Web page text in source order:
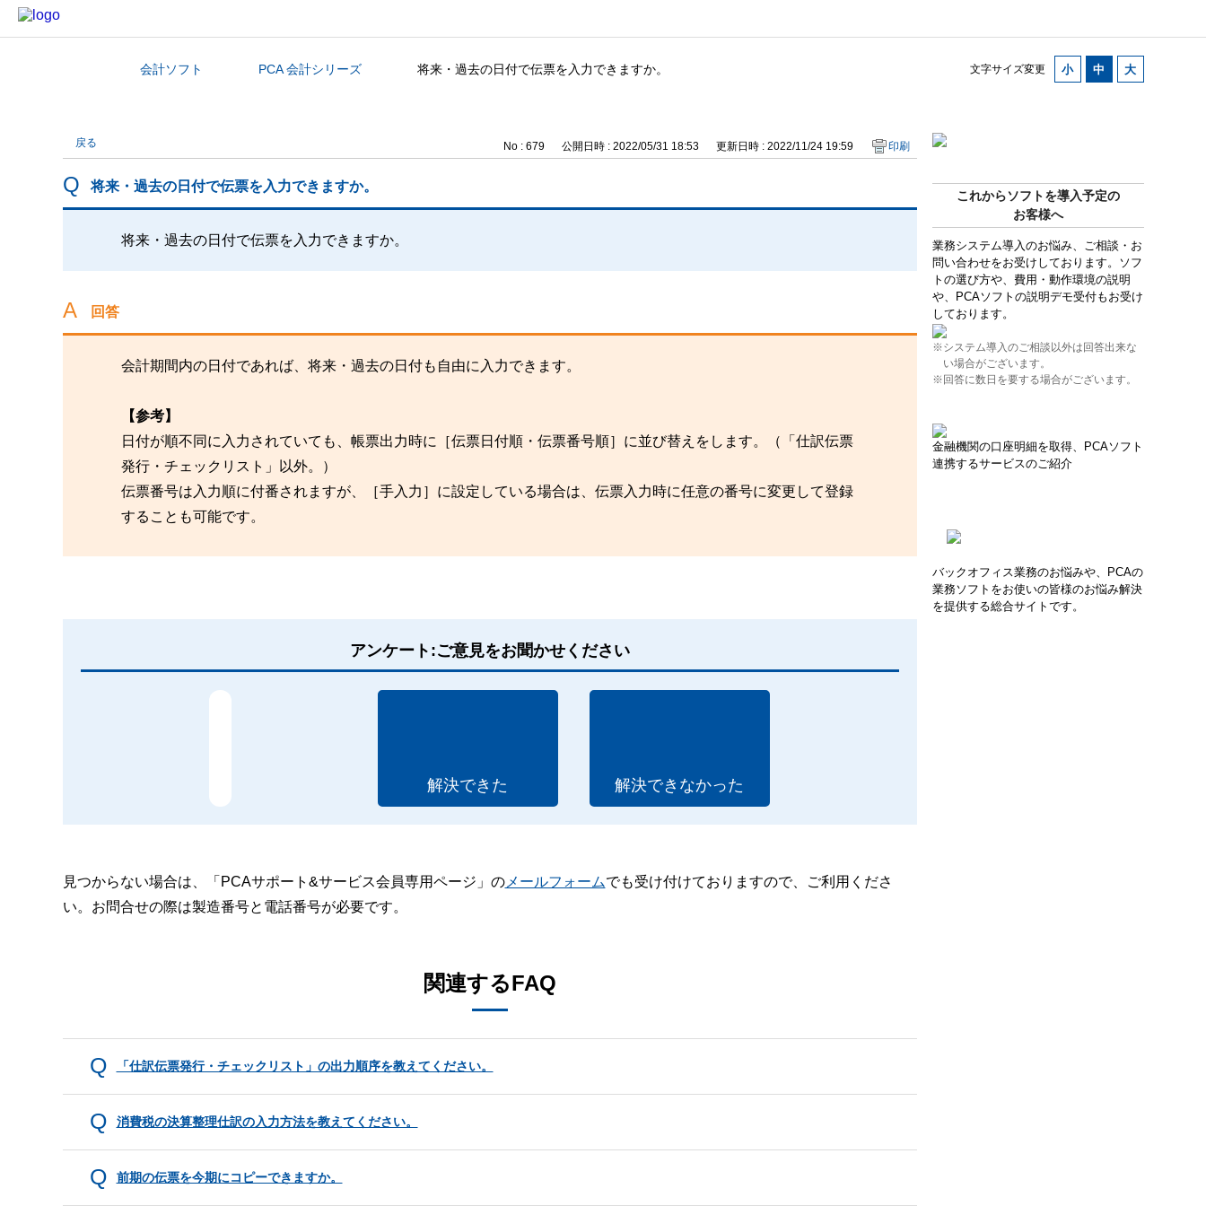
文字サイズ変更
カテゴリから探す
会計ソフト PCA 会計シリーズ 将来・過去の日付で伝票を入力できますか。
これからソフトを導入予定の
お客様へ
業務システム導入のお悩み、ご相談・お
問い合わせをお受けしております。ソフ
トの選び方や、費用・動作環境の説明
や、PCAソフトの説明デモ受付もお受け
しております。
※システム導入のご相談以外は回答出来な
い場合がございます。
※回答に数日を要する場合がございます。
金融機関の口座明細を取得、PCAソフト
連携するサービスのご紹介
バックオフィス業務のお悩みや、PCAの
業務ソフトをお使いの皆様のお悩み解決
を提供する総合サイトです。
戻る No : 679 公開日時 : 2022/05/31 18:53 更新日時 : 2022/11/24 19:59 印刷
将来・過去の日付で伝票を入力できますか。
将来・過去の日付で伝票を入力できますか。
回答
会計期間内の日付であれば、将来・過去の日付も自由に入力できます。
【参考】
日付が順不同に入力されていても、帳票出力時に［伝票日付順・伝票番号順］に並び替えをします。（「仕訳伝票
発行・チェックリスト」以外。）
伝票番号は入力順に付番されますが、［手入力］に設定している場合は、伝票入力時に任意の番号に変更して登録
することも可能です。
アンケート:ご意見をお聞かせください
解決できた 解決できなかった
見つからない場合は、「PCAサポート&サービス会員専用ページ」のメールフォームでも受け付けておりますので、ご利用くださ
い。お問合せの際は製造番号と電話番号が必要です。
関連するFAQ
「仕訳伝票発行・チェックリスト」の出力順序を教えてください。
消費税の決算整理仕訳の入力方法を教えてください。
前期の伝票を今期にコピーできますか。